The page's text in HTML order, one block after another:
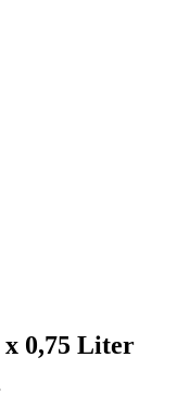
0,75 Liter